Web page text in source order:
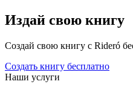
Издай свою книгу
Создай свою книгу с Rideró
Создать книгу бесплатно
Наши услуги